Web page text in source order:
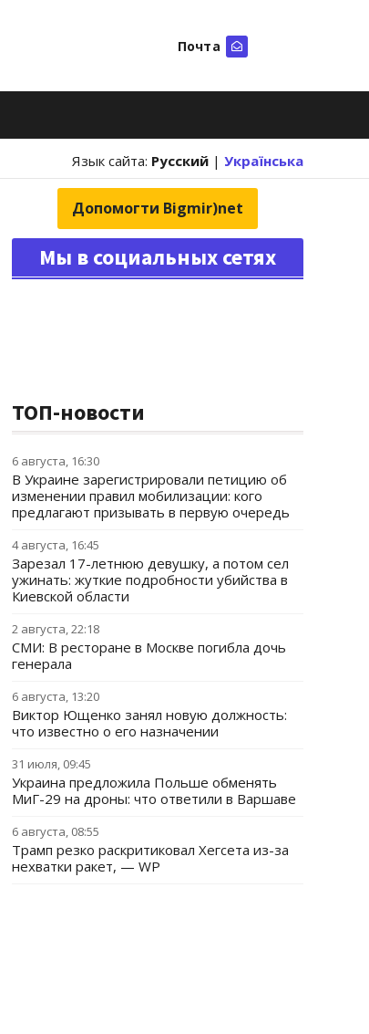
Почта
Язык сайта: Русский | Українська
Допомогти Bigmir)net
Мы в социальных сетях
ТОП-новости
6 августа, 16:30
В Украине зарегистрировали петицию об
изменении правил мобилизации: кого
предлагают призывать в первую очередь
4 августа, 16:45
Зарезал 17-летнюю девушку, а потом сел
ужинать: жуткие подробности убийства в
Киевской области
2 августа, 22:18
СМИ: В ресторане в Москве погибла дочь
генерала
6 августа, 13:20
Виктор Ющенко занял новую должность:
что известно о его назначении
31 июля, 09:45
Украина предложила Польше обменять
МиГ-29 на дроны: что ответили в Варшаве
6 августа, 08:55
Трамп резко раскритиковал Хегсета из-за
нехватки ракет, — WP